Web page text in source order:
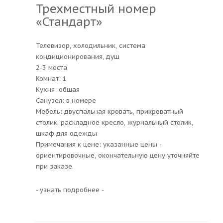
Трехместный номер
«Стандарт»
Телевизор, холодильник, система
кондиционирования, душ
2-3 места
Комнат: 1
Кухня: общая
Санузел: в номере
Мебель: двуспальная кровать, прикроватный
столик, раскладное кресло, журнальный столик,
шкаф для одежды
Примечания к цене: указанные цены -
ориентировочные, окончательную цену уточняйте
при заказе.
- узнать подробнее -